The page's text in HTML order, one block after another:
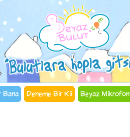
Bana Deneme Bir Kii Beyaz Mikrofon